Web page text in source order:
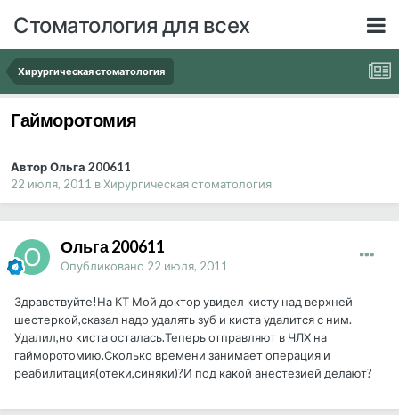
Стоматология для всех
Хирургическая стоматология
Гайморотомия
Автор Ольга 200611
22 июля, 2011 вХирургическая стоматология
Ольга 200611
Опубликовано 22 июля, 2011
Здравствуйте!На КТ Мой доктор увидел кисту над верхней
шестеркой,сказал надо удалять зуб и киста удалится с ним.
Удалил,но киста осталась.Теперь отправляют в ЧЛХ на
гайморотомию.Сколько времени занимает операция и
реабилитация(отеки,синяки)?И под какой анестезией делают?